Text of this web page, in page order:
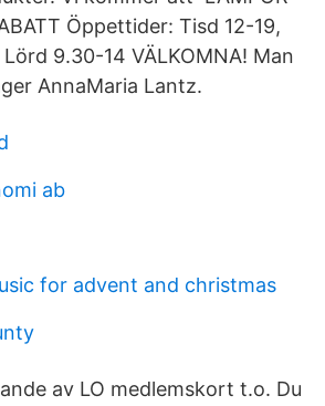
Öppettider: Tisd 12-19,
9.30-14 VÄLKOMNA! Man
AnnaMaria Lantz.
ab
for advent and christmas
av LO medlemskort t.o. Du